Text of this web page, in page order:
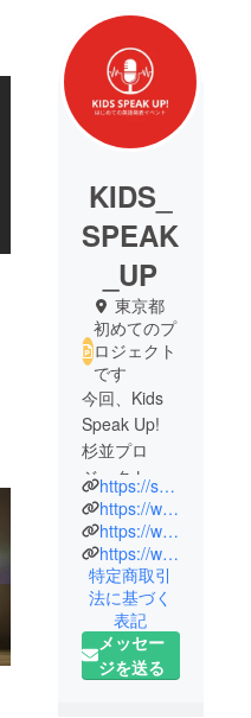
KIDS_
SPEAK
_UP
東京都
初めてのプ
ロジェクト
です
今回、Kids
Speak Up!
杉並プロ
ジェクトを
立ち上げた
一般社団法
人Global
Kids’ Momと
申します。
Global Kids’
Momでは、
世界で活躍
https://speech.globalkidsmom.com/
https://www.instagram.com/speakupforkids/
https://www.facebook.com/speakupforkids/
https://www.youtube.com/@SpeakUpForGlobalKids
特定商取引
法に基づく
表記
メッセー
ジを送る